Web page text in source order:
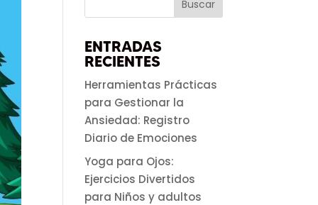
ENTRADAS
RECIENTES
Herramientas Prácticas
para Gestionar la
Ansiedad: Registro
Diario de Emociones
Yoga para Ojos:
Ejercicios Divertidos
para Niños y adultos